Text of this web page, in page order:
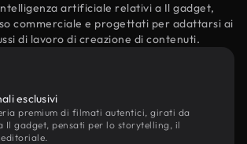
artificiale relativi a Il gadget,
commerciale e progettati per adattarsi ai
di lavoro di creazione di contenuti.
esclusivi
premium di filmati autentici, girati da
Il gadget, pensati per lo storytelling, il